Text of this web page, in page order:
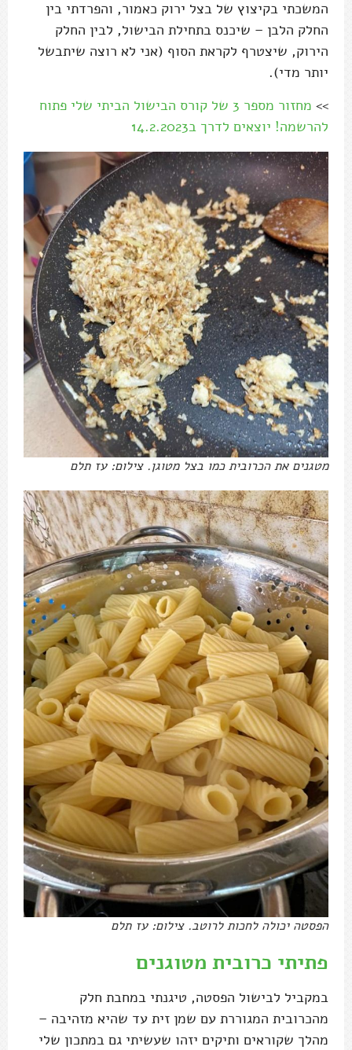
המשכתי בקיצוץ של בצל ירוק כאמור, והפרדתי בין
החלק הלבן – שיכנס בתחילת הבישול, לבין החלק
הירוק, שיצטרף לקראת הסוף (אני לא רוצה שיתבשל
יותר מדי).
>>
מחזור מספר 3 של קורס הבישול הביתי שלי פתוח
להרשמה! יוצאים לדרך ב14.2.2023
מטגנים את הכרובית כמו בצל מטוגן. צילום: עז תלם
הפסטה יכולה לחכות לרוטב. צילום: עז תלם
פתיתי כרובית מטוגנים
במקביל לבישול הפסטה, טיגנתי במחבת חלק
מהכרובית המגוררת עם שמן זית עד שהיא מזהיבה –
מהלך שקוראים ותיקים יזהו שעשיתי גם במתכון שלי